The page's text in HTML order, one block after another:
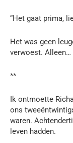
“Het gaat prima,
Het was geen
verwoest. Alleen…
**
Ik ontmoette
ons
waren.
leven hadden.